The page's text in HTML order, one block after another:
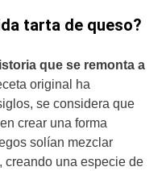
tarta de queso?
que se remonta a
original ha
se considera que
crear una forma
solían mezclar
creando una especie de